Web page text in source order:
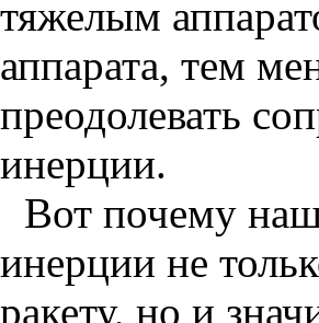
тяжелым
аппарата, тем
преодолевать
инерции.
Вот почему
инерции не
ракету, но и